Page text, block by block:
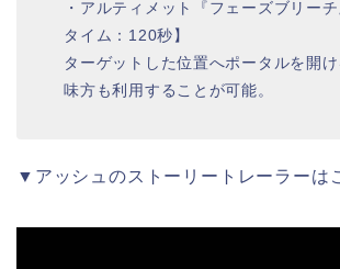
・アルティメット『フェーズブリー
タイム：120秒】
ターゲットした位置へポータルを開け
味方も利用することが可能。
▼アッシュのストーリートレーラーは